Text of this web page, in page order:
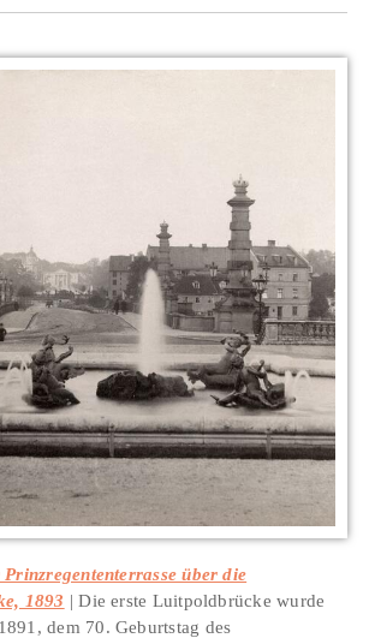
über die
1893
Die erste Luitpoldbrücke wurde
dem 70. Geburtstag des